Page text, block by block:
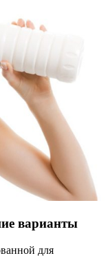
варианты
для